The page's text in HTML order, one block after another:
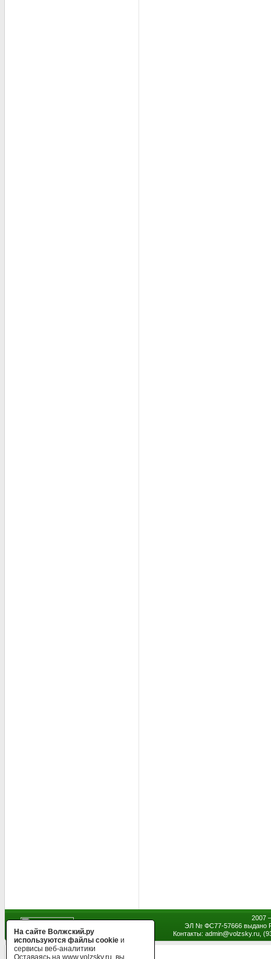
2007
ЭЛ № ФС77-57666 выдано
Контакты: admin@volzsky.ru,
На сайте Волжский.ру
используются файлы cookie и
сервисы веб-аналитики
Оставаясь на www.volzsky.ru, вы